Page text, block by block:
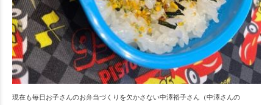
現在も毎日お子さんのお弁当づくりを欠かさない中澤裕子さん（中澤さんの